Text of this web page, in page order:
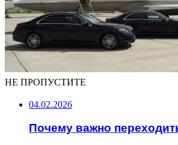
НЕ ПРОПУСТИТЕ
04.02.2026
Почему важно